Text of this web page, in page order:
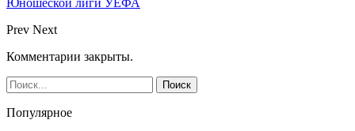
Prev Next
Комментарии закрыты.
Популярное